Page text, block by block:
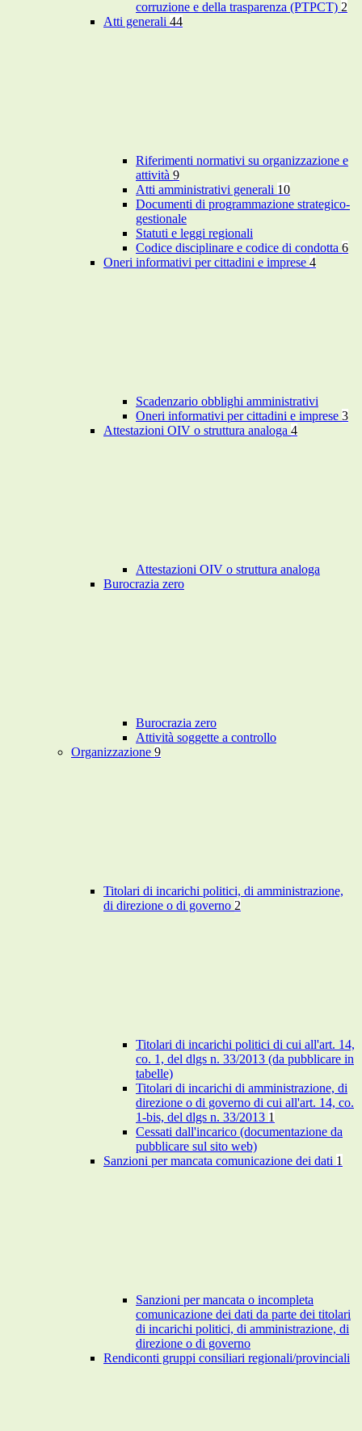
corruzione e della trasparenza (PTPCT) 2
Atti generali 44
Riferimenti normativi su organizzazione e
attività 9
Atti amministrativi generali 10
Documenti di programmazione strategico-
gestionale
Statuti e leggi regionali
Codice disciplinare e codice di condotta 6
Oneri informativi per cittadini e imprese 4
Scadenzario obblighi amministrativi
Oneri informativi per cittadini e imprese 3
Attestazioni OIV o struttura analoga 4
Attestazioni OIV o struttura analoga
Burocrazia zero
Burocrazia zero
Attività soggette a controllo
Organizzazione 9
Titolari di incarichi politici, di amministrazione,
di direzione o di governo 2
Titolari di incarichi politici di cui all'art. 14,
co. 1, del dlgs n. 33/2013 (da pubblicare in
tabelle)
Titolari di incarichi di amministrazione, di
direzione o di governo di cui all'art. 14, co.
1-bis, del dlgs n. 33/2013 1
Cessati dall'incarico (documentazione da
pubblicare sul sito web)
Sanzioni per mancata comunicazione dei dati 1
Sanzioni per mancata o incompleta
comunicazione dei dati da parte dei titolari
di incarichi politici, di amministrazione, di
direzione o di governo
Rendiconti gruppi consiliari regionali/provinciali